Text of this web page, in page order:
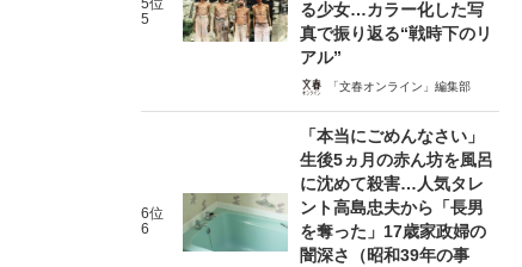
5位
5
る少女…カラー化した写
真で振り返る“戦時下のリ
アル”
「文春オンライン」編集部
6位
6
「本当にごめんなさい」
生後5ヵ月の赤ん坊を風呂
に沈めて殺害…人気タレ
ント高島忠夫から「長男
を奪った」17歳家政婦の
闇深さ（昭和39年の事